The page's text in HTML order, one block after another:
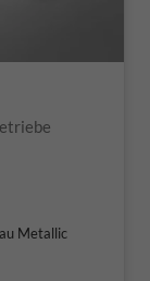
Metallic